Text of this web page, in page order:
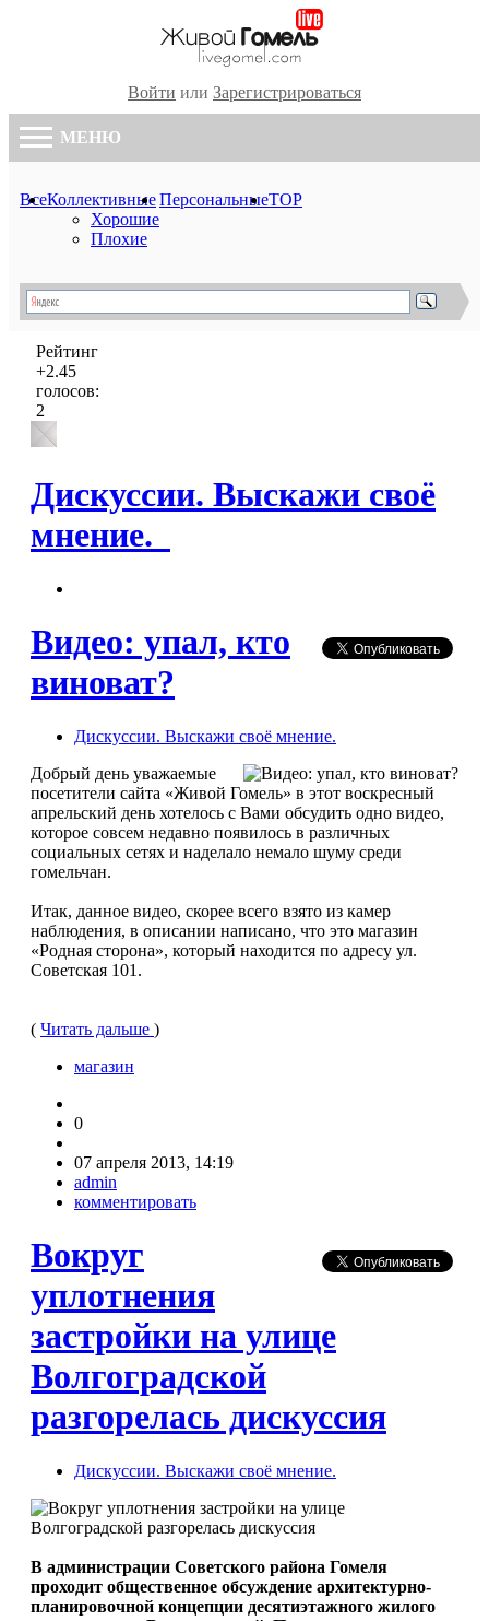
Войти или Зарегистрироваться
МЕНЮ
ВсеКоллективные
Хорошие
Плохие
ПерсональныеTOP
Рейтинг
+2.45
голосов:
2
Дискуссии. Выскажи своё
мнение.
Видео: упал, кто
виноват?
Дискуссии. Выскажи своё мнение.
Добрый день уважаемые
посетители сайта «Живой Гомель» в этот воскресный
апрельский день хотелось с Вами обсудить одно видео,
которое совсем недавно появилось в различных
социальных сетях и наделало немало шуму среди
гомельчан.
Итак, данное видео, скорее всего взято из камер
наблюдения, в описании написано, что это магазин
«Родная сторона», который находится по адресу ул.
Советская 101.
( Читать дальше )
магазин
0
07 апреля 2013, 14:19
admin
комментировать
Вокруг
уплотнения
застройки на улице
Волгоградской
разгорелась дискуссия
Дискуссии. Выскажи своё мнение.
В администрации Советского района Гомеля
проходит общественное обсуждение архитектурно-
планировочной концепции десятиэтажного жилого